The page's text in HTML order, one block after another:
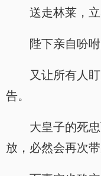
送走林莱，
陛下亲自吩
又让所有人
告。
大皇子的死
放，必然会再次